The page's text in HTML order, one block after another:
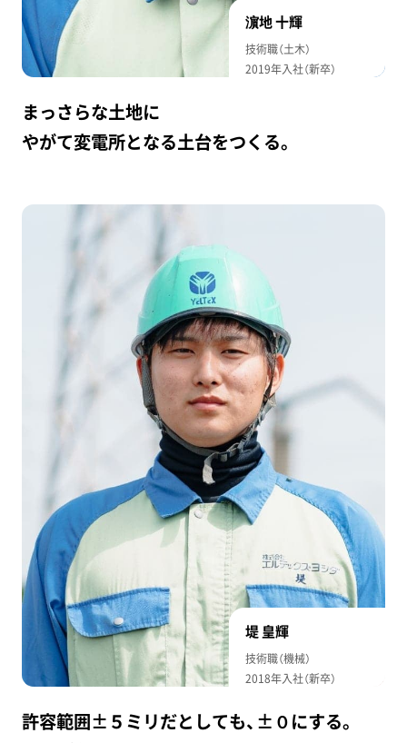
濵地 十輝
技術職（土木）
2019年入社（新卒）
まっさらな土地に
やがて変電所となる土台をつくる。
堤 皇輝
技術職（機械）
2018年入社（新卒）
許容範囲±５ミリだとしても、±０にする。